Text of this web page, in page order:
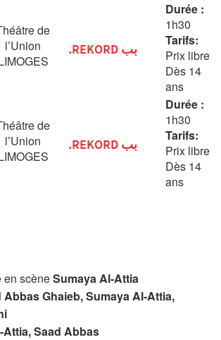
de
l’Union
.REKORD بب
Durée :
1h30
Tarifs:
Prix libre
Dès 14
ans
de
l’Union
.REKORD بب
Durée :
1h30
Tarifs:
Prix libre
Dès 14
ans
en scèneSumaya Al-Attia
Abbas Ghaieb, Sumaya Al-Attia,
Attia, Saad Abbas